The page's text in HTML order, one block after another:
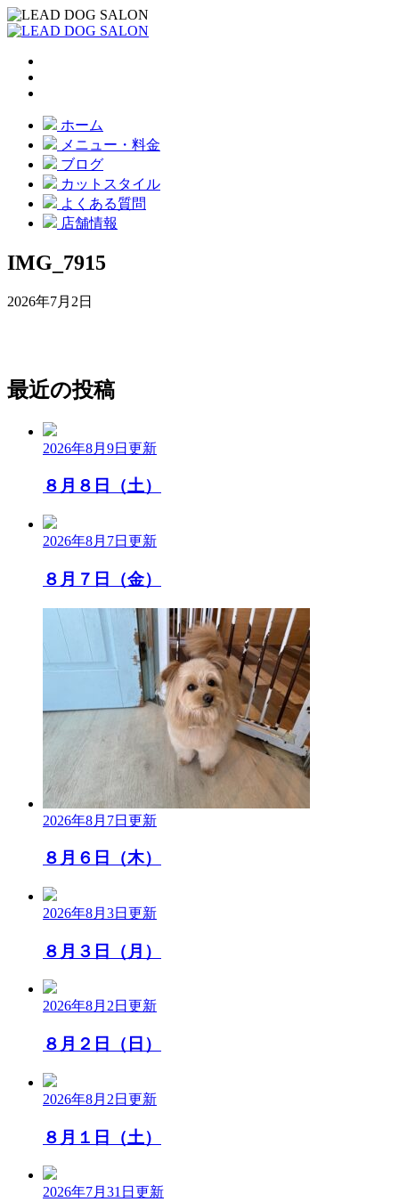
ホーム
メニュー・料金
ブログ
カットスタイル
よくある質問
店舗情報
IMG_7915
2026年7月2日
最近の投稿
2026年8月9日 更新
８月８日（土）
2026年8月7日 更新
８月７日（金）
2026年8月7日 更新
８月６日（木）
2026年8月3日 更新
８月３日（月）
2026年8月2日 更新
８月２日（日）
2026年8月2日 更新
８月１日（土）
2026年7月31日 更新